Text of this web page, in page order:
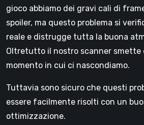
gioco abbiamo dei gravi cali di
spoiler, ma questo problema si
reale e distrugge tutta la buona
Oltretutto il nostro scanner smette
momento in cui ci nascondiamo.
Tuttavia sono sicuro che questi
essere facilmente risolti con un
ottimizzazione.